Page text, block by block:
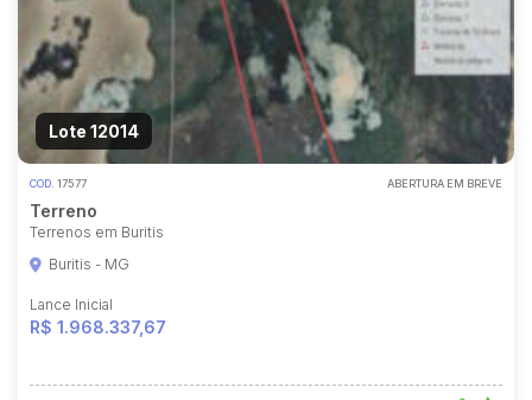
Lote 12014
COD. 17577 ABERTURA EM BREVE
Terreno
Terrenos em Buritis
Buritis - MG
Lance Inicial
R$ 1.968.337,67